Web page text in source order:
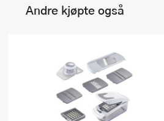
Andre kjøpte også